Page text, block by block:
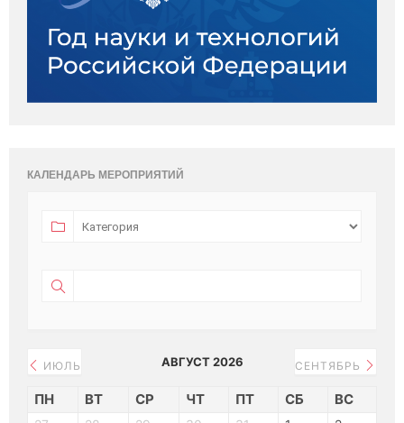
КАЛЕНДАРЬ МЕРОПРИЯТИЙ
ИЮЛЬ АВГУСТ 2026 СЕНТЯБРЬ
ПН ВТ СР ЧТ ПТ СБ ВС